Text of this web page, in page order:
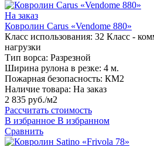
На заказ
Ковролин Carus «Vendome 880»
Класс использования: 32 Класс -
нагрузки
Тип ворса: Разрезной
Ширина рулона в резке: 4 м.
Пожарная безопасность: КМ2
Наличие товара: На заказ
2 835 руб./м2
Рассчитать стоимость
В избранное В избранном
Сравнить